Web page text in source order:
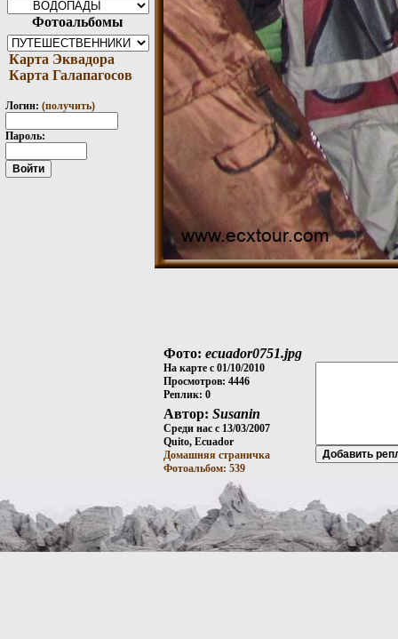
Фотоальбомы
Карта Эквадора
Карта Галапагосов
Логин: (получить)
Пароль:
Фото: ecuador0751.jpg
На карте с 01/10/2010
Просмотров: 4446
Реплик: 0
Автор: Susanin
Среди нас с 13/03/2007
Quito, Ecuador
Домашняя страничка
Фотоальбом: 539